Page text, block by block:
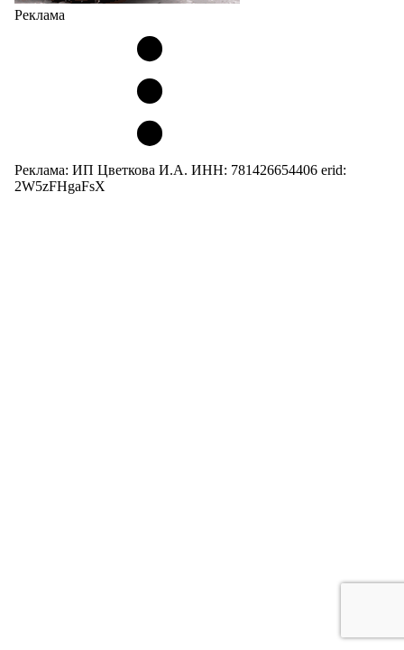
Реклама
Реклама: ИП Цветкова И.А. ИНН: 781426654406 erid:
2W5zFHgaFsX